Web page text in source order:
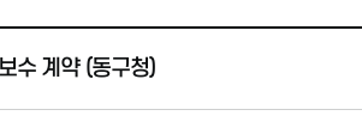
수 계약 (동구청)